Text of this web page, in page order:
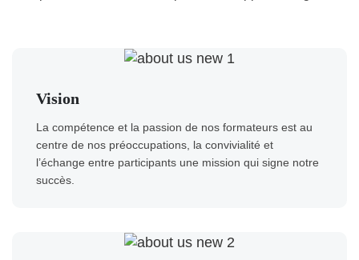
Vision
La compétence et la passion de nos formateurs est au
centre de nos préoccupations, la convivialité et
l’échange entre participants une mission qui signe notre
succès.